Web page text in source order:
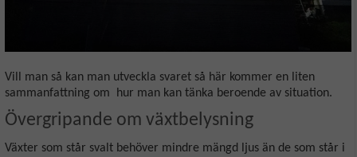
Vill man så kan man utveckla svaret så här kommer en liten
sammanfattning om hur man kan tänka beroende av situation.
Övergripande om växtbelysning
Växter som står svalt behöver mindre mängd ljus än de som står i